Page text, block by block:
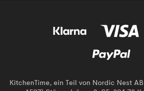
KitchenTime, ein Teil von Nordic Nest